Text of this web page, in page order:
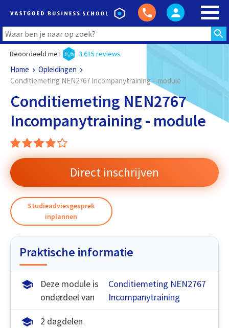
Beoordeeld met 8,6 3.615 reviews
Home
Opleidingen
Conditiemeting NEN2767 Incompanytraining – module
Conditiemeting NEN2767
Incompanytraining - module
Studieadviesgesprek
inplannen
Direct inschrijven
Praktische informatie
Deze module is
onderdeel van
Conditiemeting NEN2767
Incompanytraining
2 dagdelen